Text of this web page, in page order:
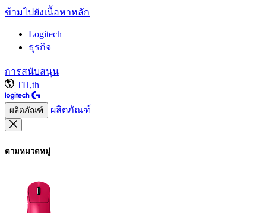
ข้ามไปยังเนื้อหาหลัก
Logitech
ธุรกิจ
การสนับสนุน
TH,th
ผลิตภัณฑ์ ผลิตภัณฑ์
ตามหมวดหมู่